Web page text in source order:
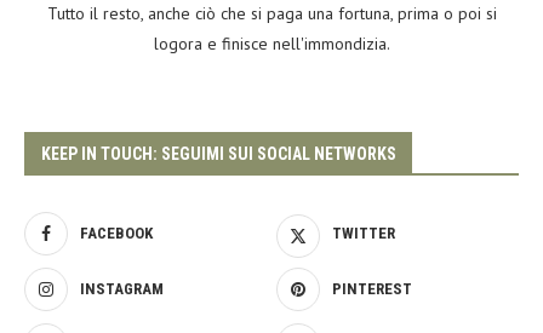
Tutto il resto, anche ciò che si paga una fortuna, prima o poi si
logora e finisce nell'immondizia.
KEEP IN TOUCH: SEGUIMI SUI SOCIAL NETWORKS
FACEBOOK TWITTER
INSTAGRAM PINTEREST